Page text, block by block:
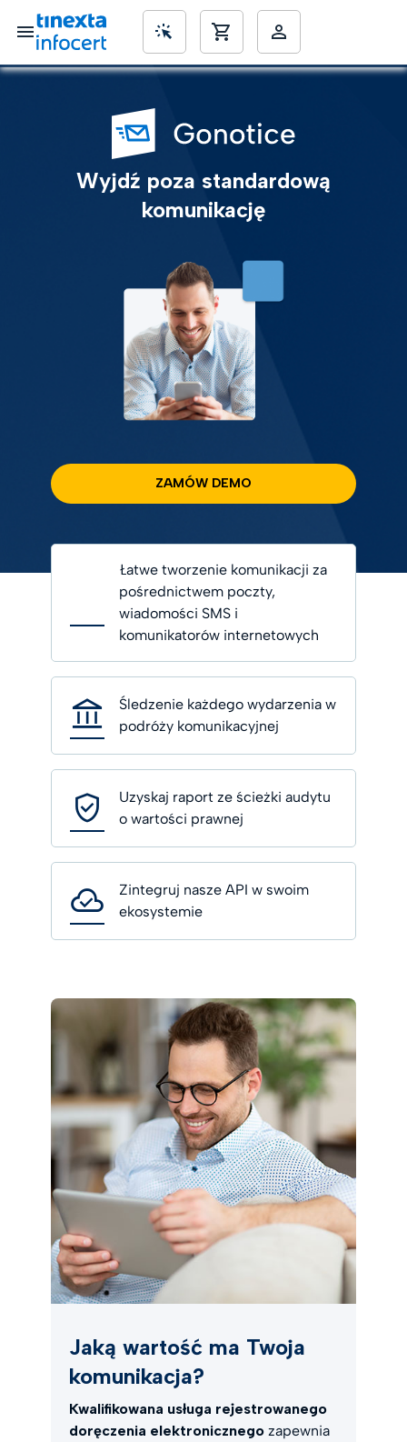
Wyjdź poza standardową
komunikację
ZAMÓW DEMO
Łatwe tworzenie komunikacji za
pośrednictwem poczty,
wiadomości SMS i
komunikatorów internetowych
Śledzenie każdego wydarzenia w
podróży komunikacyjnej
Uzyskaj raport ze ścieżki audytu
o wartości prawnej
Zintegruj nasze API w swoim
ekosystemie
Jaką wartość ma Twoja
komunikacja?
Kwalifikowana usługa rejestrowanego
doręczenia elektronicznego zapewnia